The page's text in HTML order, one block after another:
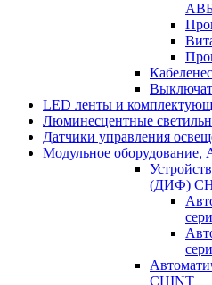
LED ленты и
Люминесцентные
Датчики управления
Модульное оборудование,
(ДИФ)
CHINT